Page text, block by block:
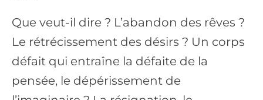
Que veut-il dire ? L’abandon des rêves ?
Le rétrécissement des désirs ? Un corps
défait qui entraîne la défaite de la
pensée, le dépérissement de